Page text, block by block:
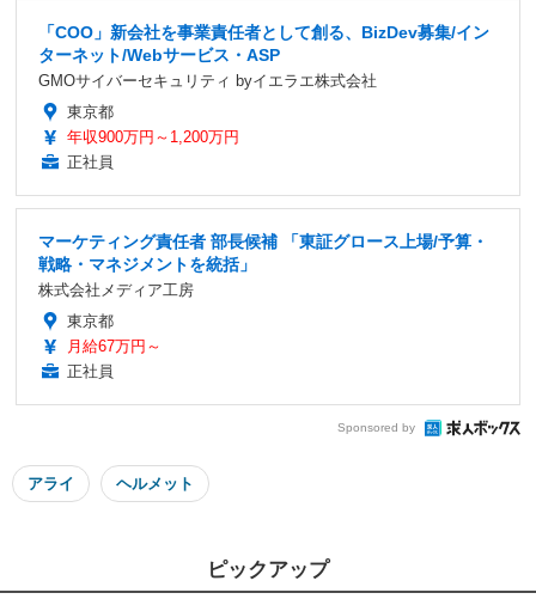
「COO」新会社を事業責任者として創る、BizDev募集/イン
ターネット/Webサービス・ASP
GMOサイバーセキュリティ byイエラエ株式会社
東京都
年収900万円～1,200万円
正社員
マーケティング責任者 部長候補 「東証グロース上場/予算・
戦略・マネジメントを統括」
株式会社メディア工房
東京都
月給67万円～
正社員
Sponsored by
アライ ヘルメット
ピックアップ